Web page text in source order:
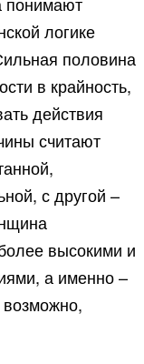
логике
половина
в крайность,
действия
считают
с другой –
высокими и
а именно –